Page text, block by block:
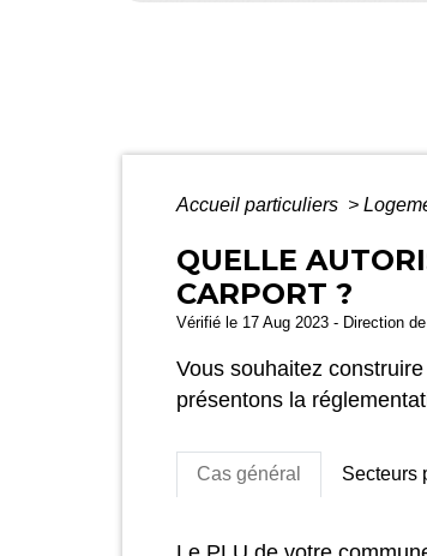
Accueil particuliers >
QUELLE
CARPORT ?
Vérifié le 17 Aug 2023 - Direction
Vous souhaitez
présentons la
Cas général Secteurs